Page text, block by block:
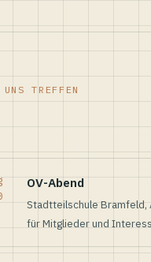
TREFFEN
OV-Abend
Stadtteilschule
für Mitglieder und